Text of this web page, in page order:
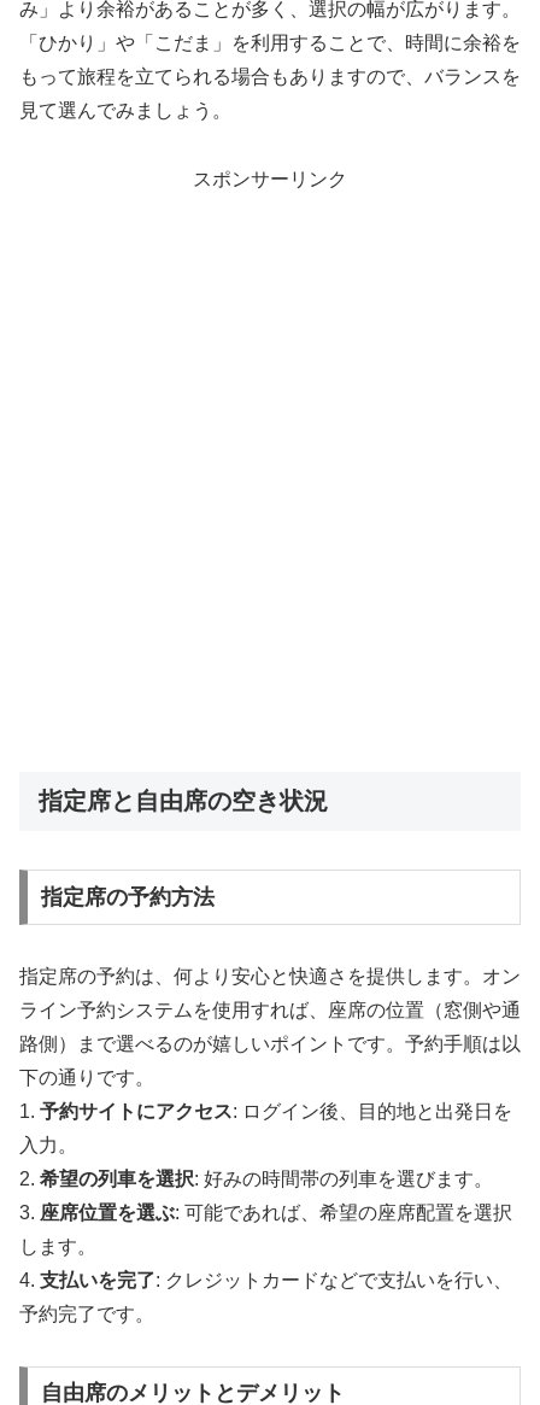
み」より余裕があることが多く、選択の幅が広がります。
「ひかり」や「こだま」を利用することで、時間に余裕を
もって旅程を立てられる場合もありますので、バランスを
見て選んでみましょう。
スポンサーリンク
指定席と自由席の空き状況
指定席の予約方法
指定席の予約は、何より安心と快適さを提供します。オン
ライン予約システムを使用すれば、座席の位置（窓側や通
路側）まで選べるのが嬉しいポイントです。予約手順は以
下の通りです。
1. 予約サイトにアクセス: ログイン後、目的地と出発日を
入力。
2. 希望の列車を選択: 好みの時間帯の列車を選びます。
3. 座席位置を選ぶ: 可能であれば、希望の座席配置を選択
します。
4. 支払いを完了: クレジットカードなどで支払いを行い、
予約完了です。
自由席のメリットとデメリット